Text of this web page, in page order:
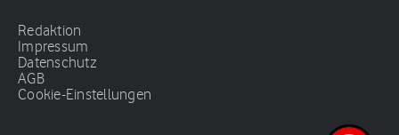
Redaktion
Impressum
Datenschutz
AGB
Cookie-Einstellungen